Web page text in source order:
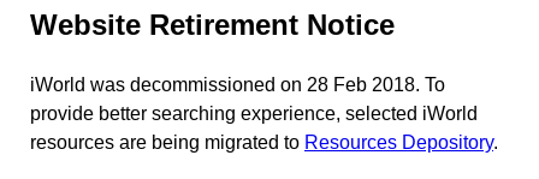
Website Retirement Notice
iWorld was decommissioned on 28 Feb 2018. To
provide better searching experience, selected iWorld
resources are being migrated to Resources Depository.